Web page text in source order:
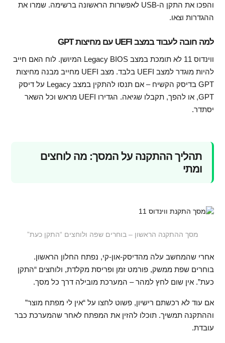
והפכו את התקן ה-USB לאפשרות הראשונה ברשימה. שמרו את
ההגדרות וצאו.
למה חובה לעבוד במצב UEFI עם מחיצות GPT
ווינדוס 11 לא תומכת במצב Legacy BIOS המיושן. לוח האם חייב
להיות מוגדר למצב UEFI בלבד. מצב UEFI מחייב מבנה מחיצות
GPT בדיסק הקשיח – אם תנסו להתקין במצב Legacy על דיסק
GPT, או להפך, תקבלו שגיאה. הגדירו UEFI מראש וכל השאר
יסתדר.
תהליך ההתקנה על המסך: מה לוחצים
ומתי
מסך ההתקנה הראשון – בוחרים שפה ולוחצים “התקן כעת”
אחרי שהמחשב עלה מהדיסק-און-קי, נפתח החלון הראשון.
בוחרים שפת ממשק, פורמט זמן ופריסת מקלדת, ולוחצים “התקן
כעת”. אין שום לחץ למהר – המערכת מובילה דרך כל מסך.
אם עוד לא רכשתם רישיון, פשוט לחצו על “אין לי מפתח מוצר”
וההתקנה תמשיך. תוכלו להזין את המפתח לאחר שהמערכת כבר
עובדת.